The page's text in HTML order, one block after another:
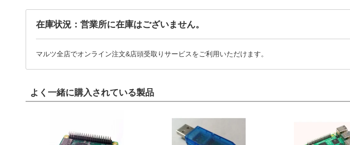
在庫状況：営業所に在庫はございません。
マルツ全店でオンライン注文&店頭受取りサービスをご利用いただけます。
よく一緒に購入されている製品